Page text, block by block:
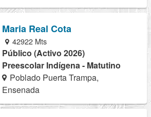
Maria Real Cota
42922 Mts
Público (Activo 2026)
Preescolar Indígena - Matutino
Poblado Puerta Trampa,
Ensenada